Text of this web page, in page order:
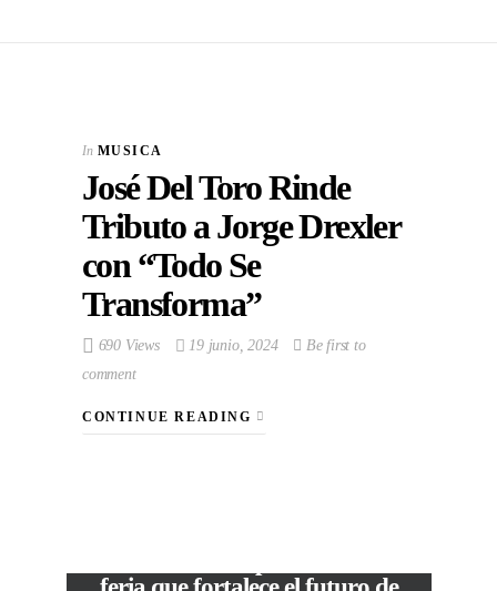
In MUSICA
José Del Toro Rinde
Tributo a Jorge Drexler
con “Todo Se
Transforma”
690 Views 19 junio, 2024
Be first to
comment
CONTINUE READING